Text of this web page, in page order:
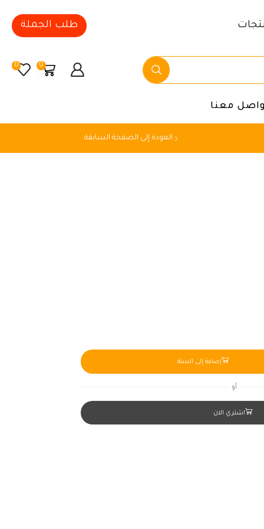
طلب الجملة
0
0
معنا
العودة إلى الصفحة السابقة
إضافة إلى السلة
أو
اشتري الان